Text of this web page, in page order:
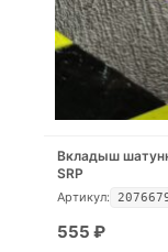
Вкладыш
SRP
Артикул:
555 ₽